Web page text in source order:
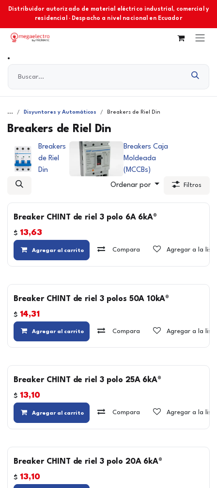
Ir al contenido
Distribuidor autorizado de material eléctrico industrial, comercial y
residencial · Despacho a nivel nacional en Ecuador
... Disyuntores y Automáticos Breakers de Riel Din
Breakers de Riel Din
Breakers
de Riel
Din
Breakers Caja
Moldeada
(MCCBs)
Ordenar por Filtros
Breaker CHINT de riel 3 polo 6A 6kA®
$ 13,63
Agregar al carrito Compara Agregar a la
Breaker CHINT de riel 3 polos 50A 10kA®
$ 14,31
Agregar al carrito Compara Agregar a la
Breaker CHINT de riel 3 polo 25A 6kA®
$ 13,10
Agregar al carrito Compara Agregar a la
Breaker CHINT de riel 3 polo 20A 6kA®
$ 13,10